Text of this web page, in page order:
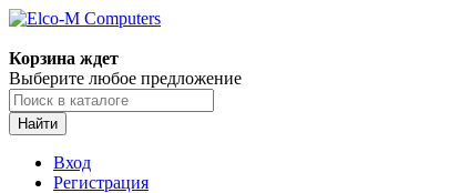
Корзина ждет
Выберите любое предложение
Найти
Вход
Регистрация